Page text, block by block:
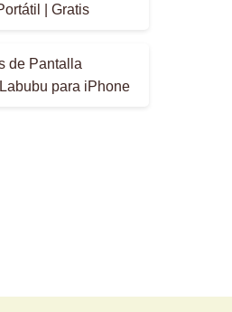
| Gratis
de Pantalla
para iPhone